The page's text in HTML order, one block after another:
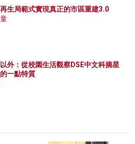
生局範式實現真正的市區重建3.0
外：從校園生活觀察DSE中文科摘星
一點特質